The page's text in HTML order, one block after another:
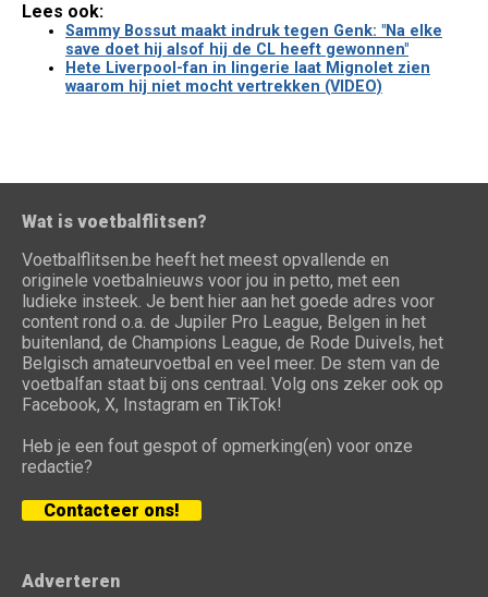
Lees ook:
Sammy Bossut maakt indruk tegen Genk: "Na elke
save doet hij alsof hij de CL heeft gewonnen"
Hete Liverpool-fan in lingerie laat Mignolet zien
waarom hij niet mocht vertrekken (VIDEO)
Wat is voetbalflitsen?
Voetbalflitsen.be heeft het meest opvallende en
originele voetbalnieuws voor jou in petto, met een
ludieke insteek. Je bent hier aan het goede adres voor
content rond o.a. de Jupiler Pro League, Belgen in het
buitenland, de Champions League, de Rode Duivels, het
Belgisch amateurvoetbal en veel meer. De stem van de
voetbalfan staat bij ons centraal. Volg ons zeker ook op
Facebook, X, Instagram en TikTok!
Heb je een fout gespot of opmerking(en) voor onze
redactie?
Contacteer ons!
Adverteren